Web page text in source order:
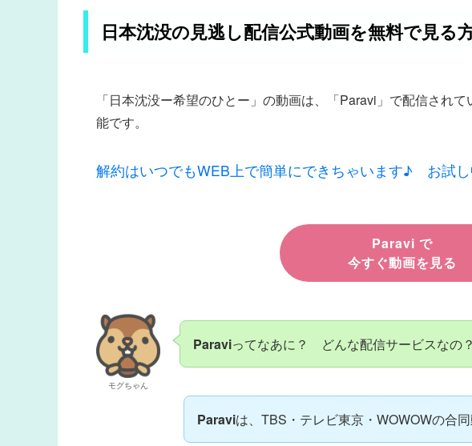
日本沈没の見逃し配信公式動画を無料で見る
「日本沈没ー希望のひとー」の動画は、「Paravi」で配信され
能です。
解約はいつでもWEB上で簡単にできちゃいます♪ お試し
Paravi で
今すぐ動画を見る
モグちゃん
Paraviってなあに？ どんな配信サービスなの？
Paraviは、TBS・テレビ東京・WOWOWの合同